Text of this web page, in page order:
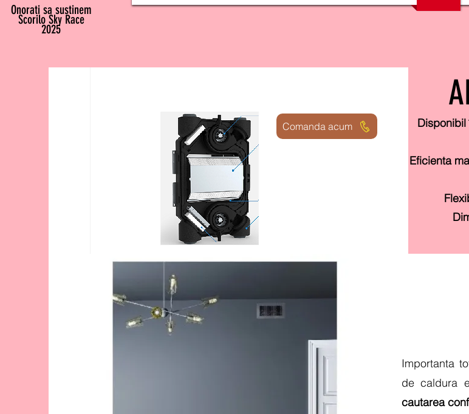
Onorati sa sustinem
Scorilo Sky Race
2025
Comanda acum Disponibil
Eficienta
Importanta
de caldura
cautarea